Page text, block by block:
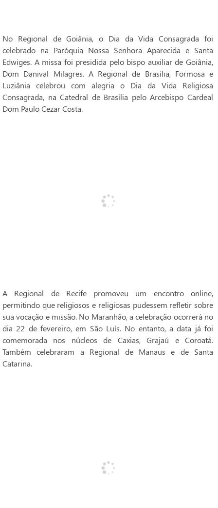
No Regional de Goiânia, o Dia da Vida Consagrada foi
celebrado na Paróquia Nossa Senhora Aparecida e Santa
Edwiges. A missa foi presidida pelo bispo auxiliar de Goiânia,
Dom Danival Milagres. A Regional de Brasília, Formosa e
Luziânia celebrou com alegria o Dia da Vida Religiosa
Consagrada, na Catedral de Brasília pelo Arcebispo Cardeal
Dom Paulo Cezar Costa.
A Regional de Recife promoveu um encontro online,
permitindo que religiosos e religiosas pudessem refletir sobre
sua vocação e missão. No Maranhão, a celebração ocorrerá no
dia 22 de fevereiro, em São Luís. No entanto, a data já foi
comemorada nos núcleos de Caxias, Grajaú e Coroatá.
Também celebraram a Regional de Manaus e de Santa
Catarina.